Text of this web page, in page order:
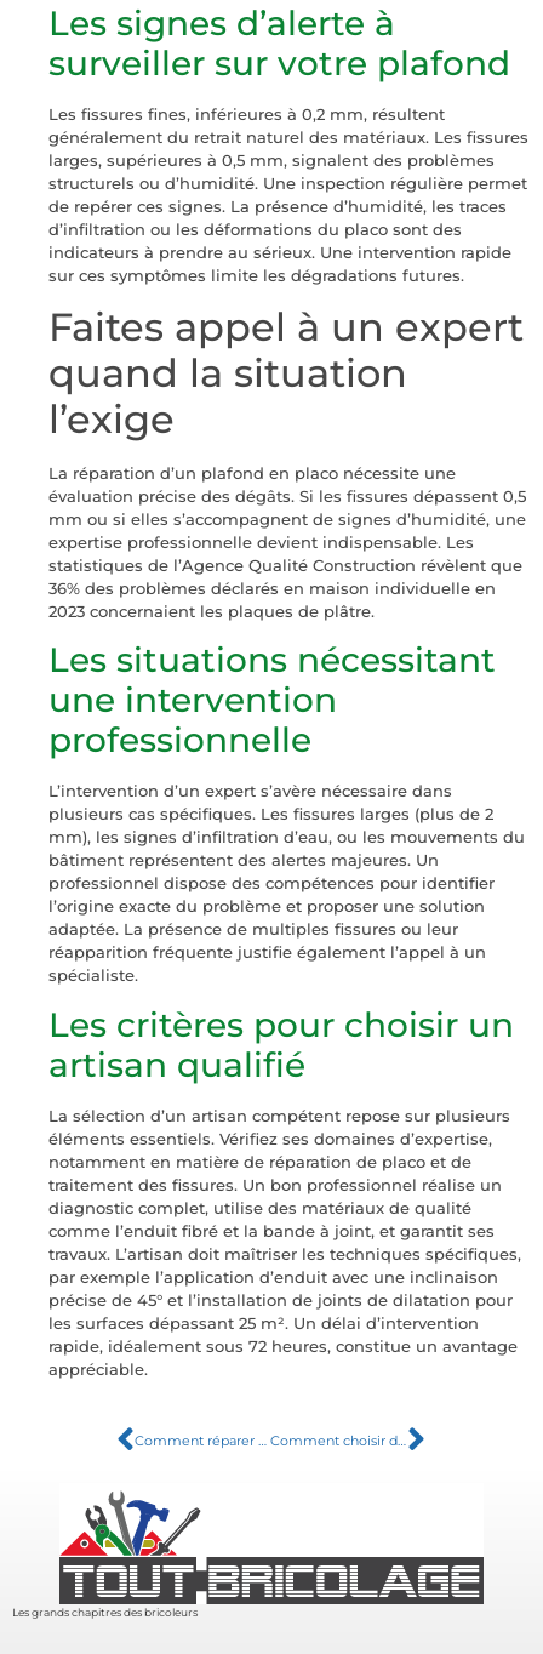
Les signes d’alerte à
surveiller sur votre plafond
Les fissures fines, inférieures à 0,2 mm, résultent
généralement du retrait naturel des matériaux. Les fissures
larges, supérieures à 0,5 mm, signalent des problèmes
structurels ou d’humidité. Une inspection régulière permet
de repérer ces signes. La présence d’humidité, les traces
d’infiltration ou les déformations du placo sont des
indicateurs à prendre au sérieux. Une intervention rapide
sur ces symptômes limite les dégradations futures.
Faites appel à un expert
quand la situation
l’exige
La réparation d’un plafond en placo nécessite une
évaluation précise des dégâts. Si les fissures dépassent 0,5
mm ou si elles s’accompagnent de signes d’humidité, une
expertise professionnelle devient indispensable. Les
statistiques de l’Agence Qualité Construction révèlent que
36% des problèmes déclarés en maison individuelle en
2023 concernaient les plaques de plâtre.
Les situations nécessitant
une intervention
professionnelle
L’intervention d’un expert s’avère nécessaire dans
plusieurs cas spécifiques. Les fissures larges (plus de 2
mm), les signes d’infiltration d’eau, ou les mouvements du
bâtiment représentent des alertes majeures. Un
professionnel dispose des compétences pour identifier
l’origine exacte du problème et proposer une solution
adaptée. La présence de multiples fissures ou leur
réapparition fréquente justifie également l’appel à un
spécialiste.
Les critères pour choisir un
artisan qualifié
La sélection d’un artisan compétent repose sur plusieurs
éléments essentiels. Vérifiez ses domaines d’expertise,
notamment en matière de réparation de placo et de
traitement des fissures. Un bon professionnel réalise un
diagnostic complet, utilise des matériaux de qualité
comme l’enduit fibré et la bande à joint, et garantit ses
travaux. L’artisan doit maîtriser les techniques spécifiques,
par exemple l’application d’enduit avec une inclinaison
précise de 45° et l’installation de joints de dilatation pour
les surfaces dépassant 25 m². Un délai d’intervention
rapide, idéalement sous 72 heures, constitue un avantage
appréciable.
Comment réparer un robinet qui fuit : le guide du bricoleur débutant Comment choisir des sacs poubelles solides et étanches pour un usage quotidien
Les grands chapitres des bricoleurs